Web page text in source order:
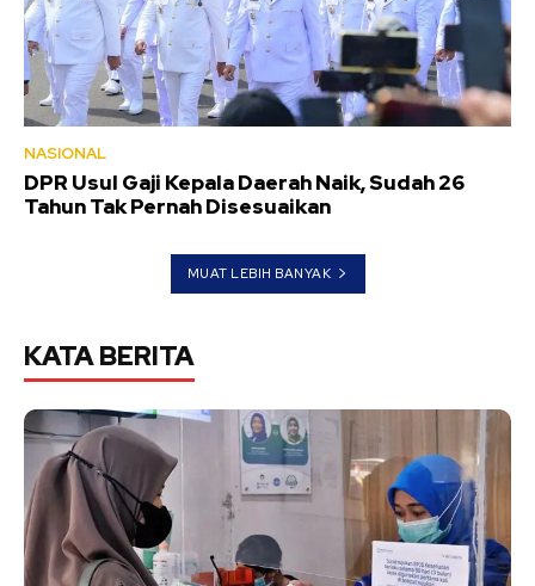
NASIONAL
DPR Usul Gaji Kepala Daerah Naik, Sudah 26
Tahun Tak Pernah Disesuaikan
MUAT LEBIH BANYAK
KATA BERITA